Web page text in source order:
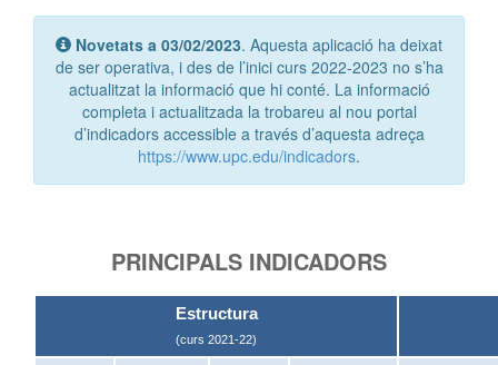
Novetats a 03/02/2023. Aquesta aplicació ha deixat
de ser operativa, i des de l’inici curs 2022-2023 no s’ha
actualitzat la informació que hi conté. La informació
completa i actualitzada la trobareu al nou portal
d’indicadors accessible a través d’aquesta adreça
https://www.upc.edu/indicadors.
PRINCIPALS INDICADORS
Estructura
(curs 2021-22)